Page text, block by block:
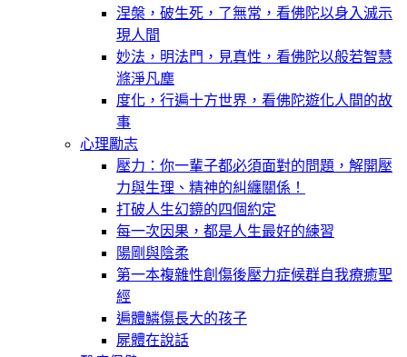
涅槃，破生死，了無常，看佛陀以身入滅示
現人間
妙法，明法門，見真性，看佛陀以般若智慧
滌淨凡塵
度化，行遍十方世界，看佛陀遊化人間的故
事
心理勵志
壓力：你一輩子都必須面對的問題，解開壓
力與生理、精神的糾纏關係！
打破人生幻鏡的四個約定
每一次因果，都是人生最好的練習
陽剛與陰柔
第一本複雜性創傷後壓力症候群自我療癒聖
經
遍體鱗傷長大的孩子
屍體在說話